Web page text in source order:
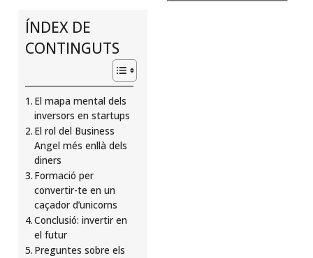
ÍNDEX DE
CONTINGUTS
El mapa mental dels
inversors en startups
El rol del Business
Angel més enllà dels
diners
Formació per
convertir-te en un
caçador d’unicorns
Conclusió: invertir en
el futur
Preguntes sobre els